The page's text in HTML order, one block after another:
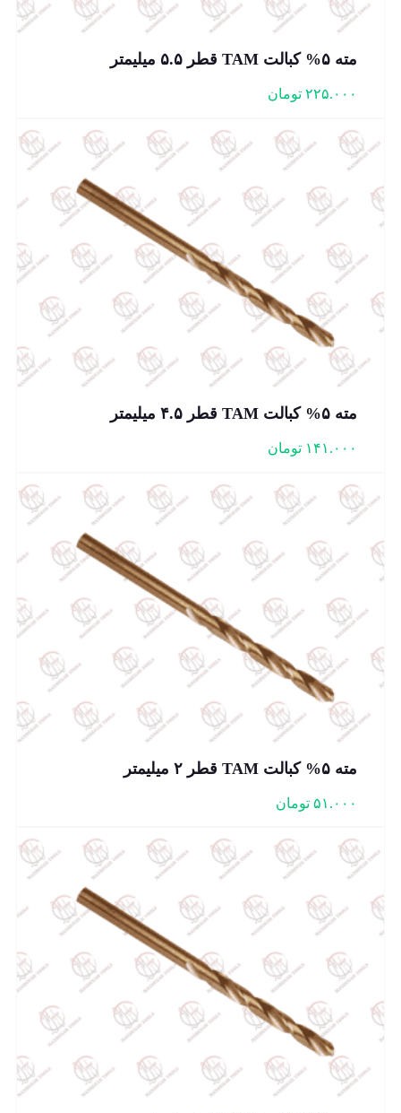
مته ۵% کبالت TAM قطر ۵.۵ میلیمتر
۲۲۵.۰۰۰ تومان
مته ۵% کبالت TAM قطر ۴.۵ میلیمتر
۱۴۱.۰۰۰ تومان
مته ۵% کبالت TAM قطر ۲ میلیمتر
۵۱.۰۰۰ تومان